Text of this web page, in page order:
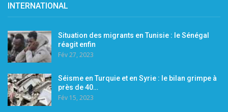
INTERNATIONAL
Situation des migrants en Tunisie : le Sénégal
réagit enfin
Fév 27, 2023
Séisme en Turquie et en Syrie : le bilan grimpe à
près de 40…
Fév 15, 2023